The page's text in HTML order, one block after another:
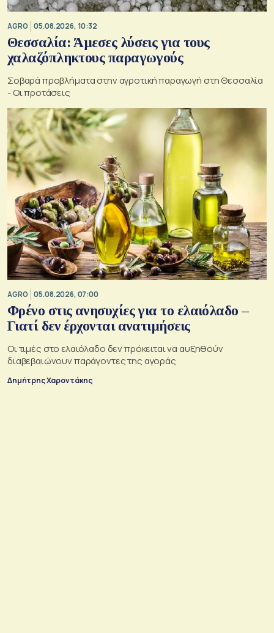
AGRO 05.08.2026, 10:32
Θεσσαλία: Άμεσες λύσεις για τους
χαλαζόπληκτους παραγωγούς
Σοβαρά προβλήματα στην αγροτική παραγωγή στη Θεσσαλία
- Οι προτάσεις
AGRO 05.08.2026, 07:00
Φρένο στις ανησυχίες για το ελαιόλαδο –
Γιατί δεν έρχονται ανατιμήσεις
Οι τιμές στο ελαιόλαδο δεν πρόκειται να αυξηθούν
διαβεβαιώνουν παράγοντες της αγοράς
Δημήτρης Χαροντάκης